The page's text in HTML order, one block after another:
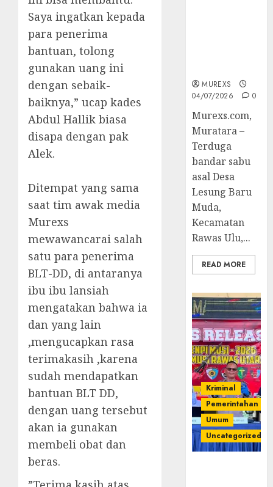
Saya ingatkan kepada
para penerima
bantuan, tolong
gunakan uang ini
dengan sebaik-
baiknya,” ucap kades
Abdul Hallik biasa
disapa dengan pak
Alek.
‎Ditempat yang sama
saat tim awak media
Murexs
mewawancarai salah
satu para penerima
BLT-DD, di antaranya
ibu ibu lansiah
mengatakan bahwa ia
dan yang lain
,mengucapkan rasa
terimakasih ,karena
sudah mendapatkan
bantuan BLT DD,
dengan uang tersebut
akan ia gunakan
membeli obat dan
beras.
MUREXS
04/07/2026
0
Murexs.com,
Muratara –
Terduga
bandar sabu
asal Desa
Lesung Baru
Muda,
Kecamatan
Rawas Ulu,...
READ MORE
Kriminal
Pemerintahan
Umum
Uncategorized